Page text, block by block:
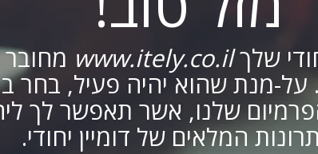
שלךwww.itely.co.il
מנת שהוא יהיה פעיל, בחר
שלנו, אשר תאפשר לך
המלאים של דומיין יחודי.